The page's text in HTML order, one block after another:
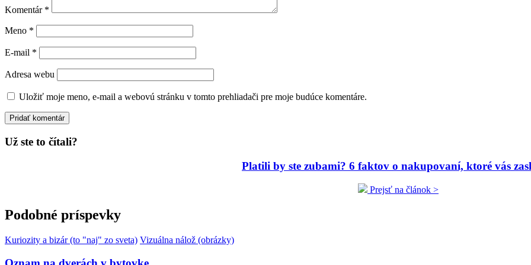
Komentár *
Meno *
E-mail *
Adresa webu
Uložiť moje meno, e-mail a webovú stránku v tomto prehliadači pre moje budúce komentáre.
Už ste to čítali?
Platili by ste zubami? 6 faktov o nakupovaní, ktoré vás
Prejsť na článok >
Podobné príspevky
Kuriozity a bizár (to "naj" zo sveta) Vizuálna nálož (obrázky)